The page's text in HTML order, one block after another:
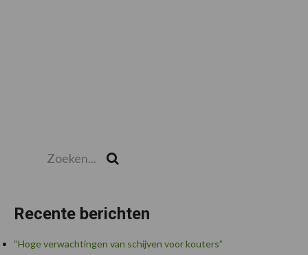
Recente berichten
“Hoge verwachtingen van schijven voor kouters”